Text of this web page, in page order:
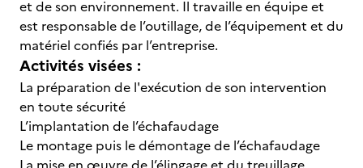
et de son environnement. Il travaille en équipe et
est responsable de l’outillage, de l’équipement et du
matériel confiés par l’entreprise.
Activités visées :
La préparation de l'exécution de son intervention
en toute sécurité
L’implantation de l’échafaudage
Le montage puis le démontage de l’échafaudage